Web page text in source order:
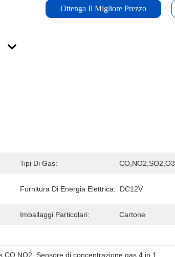
Ottenga Il Migliore Prezzo
Tipi Di Gas: CO,NO2,SO2,O3
Fornitura Di Energia Elettrica: DC12V
Imballaggi Particolari: Cartone
CO NO2 Sensore di concentrazione gas 4 in 1